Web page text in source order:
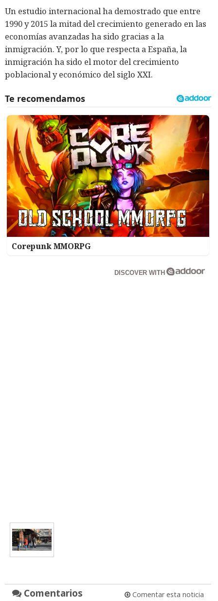
Un estudio internacional ha demostrado que entre
1990 y 2015 la mitad del crecimiento generado en las
economías avanzadas ha sido gracias a la
inmigración. Y, por lo que respecta a España, la
inmigración ha sido el motor del crecimiento
poblacional y económico del siglo XXI.
Corepunk MMORPG
DISCOVER WITH
Comentarios Comentar esta noticia